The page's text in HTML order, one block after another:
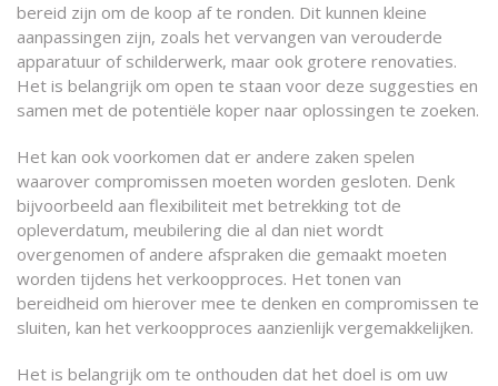
bereid zijn om de koop af te ronden. Dit kunnen kleine
aanpassingen zijn, zoals het vervangen van verouderde
apparatuur of schilderwerk, maar ook grotere renovaties.
Het is belangrijk om open te staan voor deze suggesties en
samen met de potentiële koper naar oplossingen te zoeken.
Het kan ook voorkomen dat er andere zaken spelen
waarover compromissen moeten worden gesloten. Denk
bijvoorbeeld aan flexibiliteit met betrekking tot de
opleverdatum, meubilering die al dan niet wordt
overgenomen of andere afspraken die gemaakt moeten
worden tijdens het verkoopproces. Het tonen van
bereidheid om hierover mee te denken en compromissen te
sluiten, kan het verkoopproces aanzienlijk vergemakkelijken.
Het is belangrijk om te onthouden dat het doel is om uw